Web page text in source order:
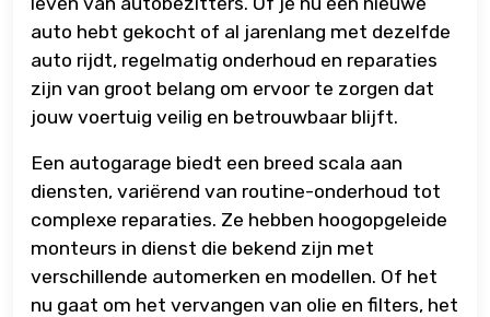
auto hebt gekocht of al jarenlang met dezelfde
auto rijdt, regelmatig onderhoud en reparaties
zijn van groot belang om ervoor te zorgen dat
jouw voertuig veilig en betrouwbaar blijft.
Een autogarage biedt een breed scala aan
diensten, variërend van routine-onderhoud tot
complexe reparaties. Ze hebben hoogopgeleide
monteurs in dienst die bekend zijn met
verschillende automerken en modellen. Of het
nu gaat om het vervangen van olie en filters, het